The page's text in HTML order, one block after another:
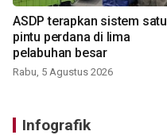
ASDP terapkan sistem satu
pintu perdana di lima
pelabuhan besar
Rabu, 5 Agustus 2026
Infografik